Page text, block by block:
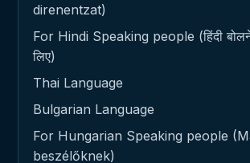
direnentzat)
For Hindi Speaking people (हिंदी
लिए)
Thai Language
Bulgarian Language
For Hungarian Speaking people
beszélőknek)